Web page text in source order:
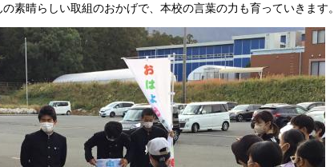
素晴らしい取組のおかげで、本校の言葉の力も育っていきます。